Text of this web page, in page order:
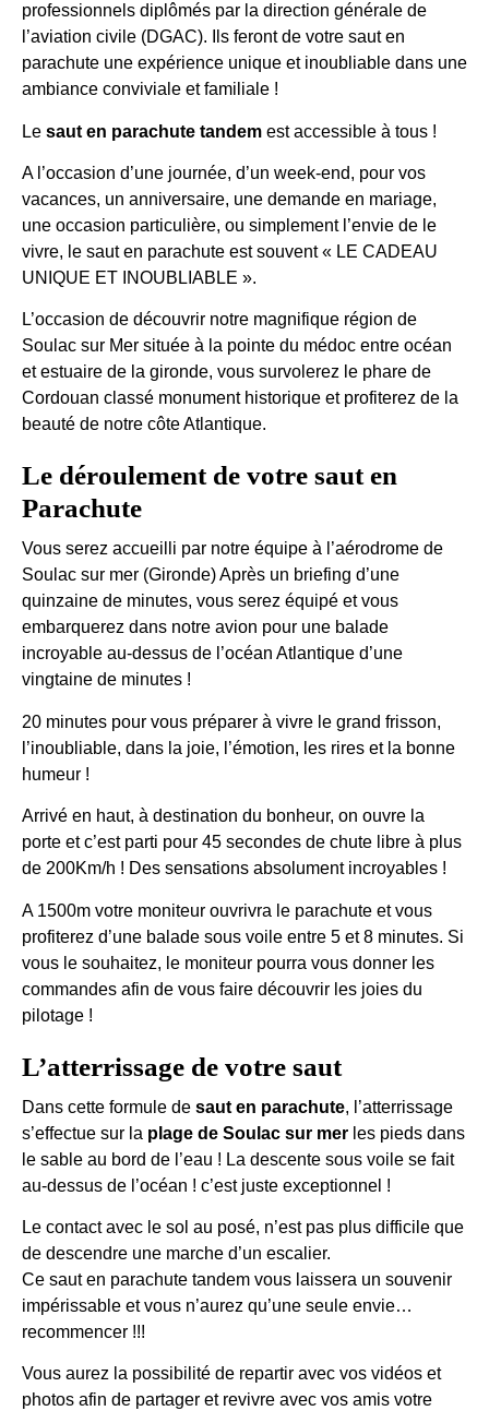
professionnels diplômés par la direction générale de
l’aviation civile (DGAC). Ils feront de votre saut en
parachute une expérience unique et inoubliable dans une
ambiance conviviale et familiale !
Le saut en parachute tandem est accessible à tous !
A l’occasion d’une journée, d’un week-end, pour vos
vacances, un anniversaire, une demande en mariage,
une occasion particulière, ou simplement l’envie de le
vivre, le saut en parachute est souvent « LE CADEAU
UNIQUE ET INOUBLIABLE ».
L’occasion de découvrir notre magnifique région de
Soulac sur Mer située à la pointe du médoc entre océan
et estuaire de la gironde, vous survolerez le phare de
Cordouan classé monument historique et profiterez de la
beauté de notre côte Atlantique.
Le déroulement de votre saut en
Parachute
Vous serez accueilli par notre équipe à l’aérodrome de
Soulac sur mer (Gironde) Après un briefing d’une
quinzaine de minutes, vous serez équipé et vous
embarquerez dans notre avion pour une balade
incroyable au-dessus de l’océan Atlantique d’une
vingtaine de minutes !
20 minutes pour vous préparer à vivre le grand frisson,
l’inoubliable, dans la joie, l’émotion, les rires et la bonne
humeur !
Arrivé en haut, à destination du bonheur, on ouvre la
porte et c’est parti pour 45 secondes de chute libre à plus
de 200Km/h ! Des sensations absolument incroyables !
A 1500m votre moniteur ouvrivra le parachute et vous
profiterez d’une balade sous voile entre 5 et 8 minutes. Si
vous le souhaitez, le moniteur pourra vous donner les
commandes afin de vous faire découvrir les joies du
pilotage !
L’atterrissage de votre saut
Dans cette formule de saut en parachute, l’atterrissage
s’effectue sur la plage de Soulac sur mer les pieds dans
le sable au bord de l’eau ! La descente sous voile se fait
au-dessus de l’océan ! c’est juste exceptionnel !
Le contact avec le sol au posé, n’est pas plus difficile que
de descendre une marche d’un escalier.
Ce saut en parachute tandem vous laissera un souvenir
impérissable et vous n’aurez qu’une seule envie…
recommencer !!!
Vous aurez la possibilité de repartir avec vos vidéos et
photos afin de partager et revivre avec vos amis votre